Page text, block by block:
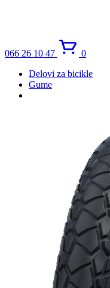
066 26 10 47
0
Delovi za bicikle
Gume